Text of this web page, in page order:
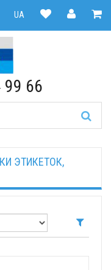
UA |
RU
99 66
ЭТИКЕТОК,